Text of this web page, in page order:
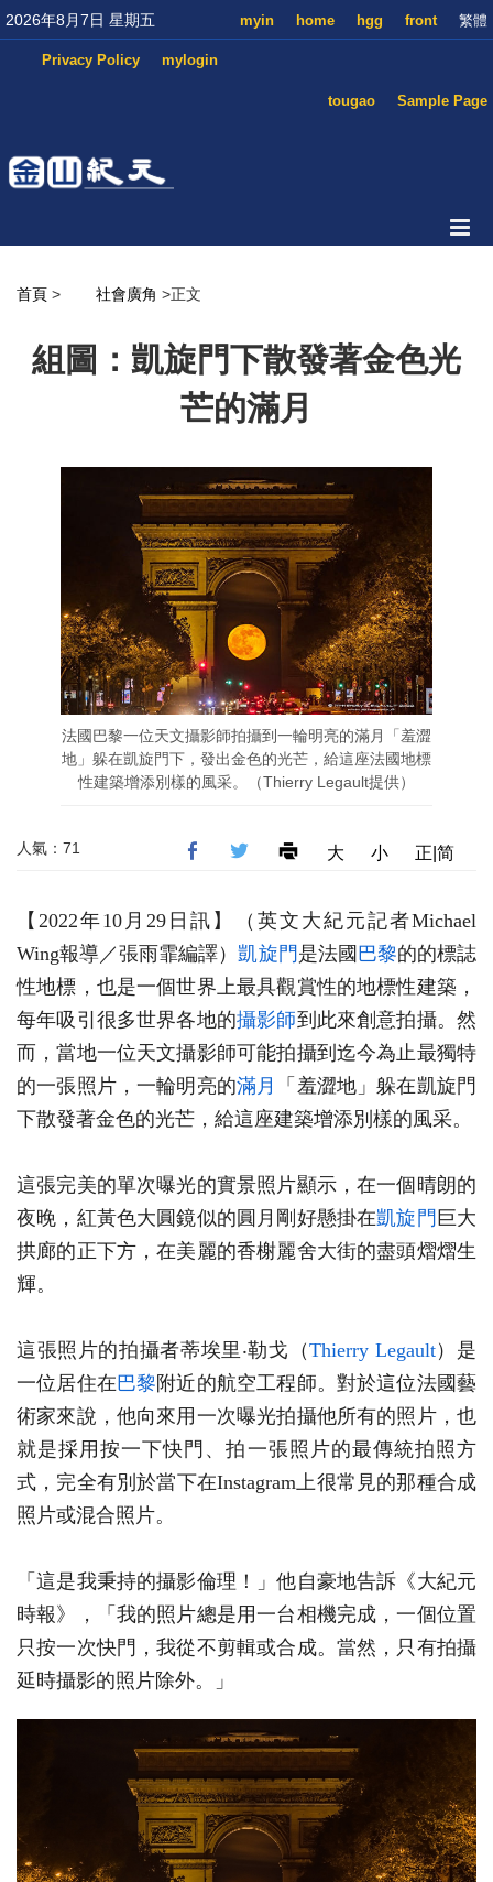
2026年8月7日 星期五 繁體
front
hgg
home
myin
mylogin
Privacy Policy
Sample Page
tougao
首頁 > 社會廣角 >正文
組圖：凱旋門下散發著金色光
芒的滿月
法國巴黎一位天文攝影師拍攝到一輪明亮的滿月「羞澀
地」躲在凱旋門下，發出金色的光芒，給這座法國地標
性建築增添別樣的風采。（Thierry Legault提供）
人氣：71 大 小 正|简
【2022年10月29日訊】（英文大紀元記者Michael
Wing報導／張雨霏編譯）凱旋門 是法國 巴黎的的標誌
性地標，也是一個世界上最具觀賞性的地標性建築，
每年吸引很多世界各地的攝影師到此來創意拍攝。然
而，當地一位天文攝影師可能拍攝到迄今為止最獨特
的一張照片，一輪明亮的滿月
「羞澀地」躲在凱旋門
下散發著金色的光芒，給這座建築增添別樣的風采。
這張完美的單次曝光的實景照片顯示，在一個晴朗的
夜晚，紅黃色大圓鏡似的圓月剛好懸掛在凱旋門 巨大
拱廊的正下方，在美麗的香榭麗舍大街的盡頭熠熠生
輝。
這張照片的拍攝者蒂埃里‧勒戈（Thierry Legault）是
一位居住在 巴黎 附近的航空工程師。對於這位法國藝
術家來說，他向來用一次曝光拍攝他所有的照片，也
就是採用按一下快門、拍一張照片的最傳統拍照方
式，完全有別於當下在Instagram上很常見的那種合成
照片或混合照片。
「這是我秉持的攝影倫理！」他自豪地告訴《大紀元
時報》，「我的照片總是用一台相機完成，一個位置
只按一次快門，我從不剪輯或合成。當然，只有拍攝
延時攝影的照片除外。」